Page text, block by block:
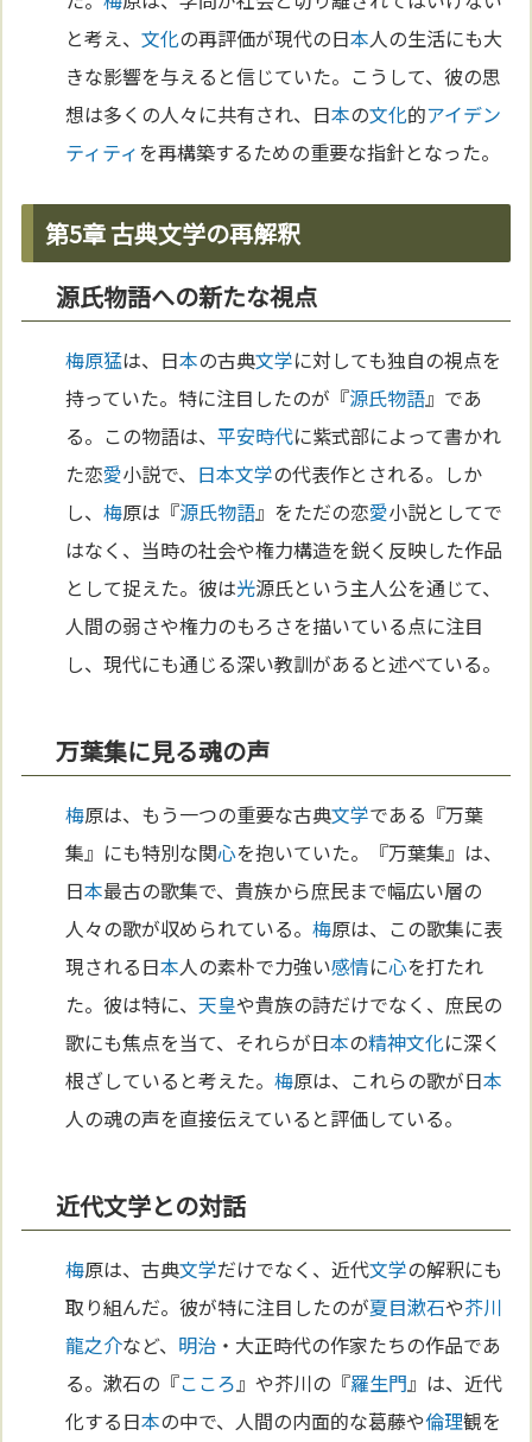
と考え、文化の再評価が現代の日本人の生活にも大
きな影響を与えると信じていた。こうして、彼の思
想は多くの人々に共有され、日本の文化的アイデン
ティティを再構築するための重要な指針となった。
第5章 古典文学の再解釈
源氏物語への新たな視点
梅原猛は、日本の古典文学に対しても独自の視点を
持っていた。特に注目したのが『源氏物語』であ
る。この物語は、平安時代に紫式部によって書かれ
た恋愛小説で、 日本文学の代表作とされる。しか
し、梅原は『源氏物語』をただの恋愛小説としてで
はなく、当時の社会や権力構造を鋭く反映した作品
として捉えた。彼は光源氏という主人公を通じて、
人間の弱さや権力のもろさを描いている点に注目
し、現代にも通じる深い教訓があると述べている。
万葉集に見る魂の声
梅原は、もう一つの重要な古典文学である『万葉
集』にも特別な関心を抱いていた。『万葉集』は、
日本最古の歌集で、貴族から庶民まで幅広い層の
人々の歌が収められている。梅原は、この歌集に表
現される日本人の素朴で力強い感情に心を打たれ
た。彼は特に、天皇や貴族の詩だけでなく、庶民の
歌にも焦点を当て、それらが日本の精神文化に深く
根ざしていると考えた。梅原は、これらの歌が日本
人の魂の声を直接伝えていると評価している。
近代文学との対話
梅原は、古典文学だけでなく、近代文学の解釈にも
取り組んだ。彼が特に注目したのが夏目漱石や芥川
龍之介など、 明治 ・大正時代の作家たちの作品であ
る。漱石の『こころ』や芥川の『羅生門』は、近代
化する日本の中で、人間の内面的な葛藤や倫理観を